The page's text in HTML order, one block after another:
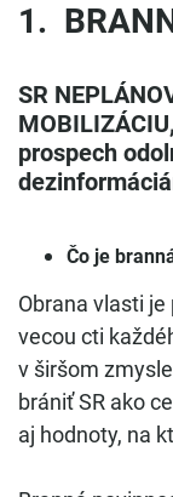
1.
SR
prospech
Čo je
Obrana vlasti
vecou cti
v širšom
brániť SR ako
aj hodnoty, na